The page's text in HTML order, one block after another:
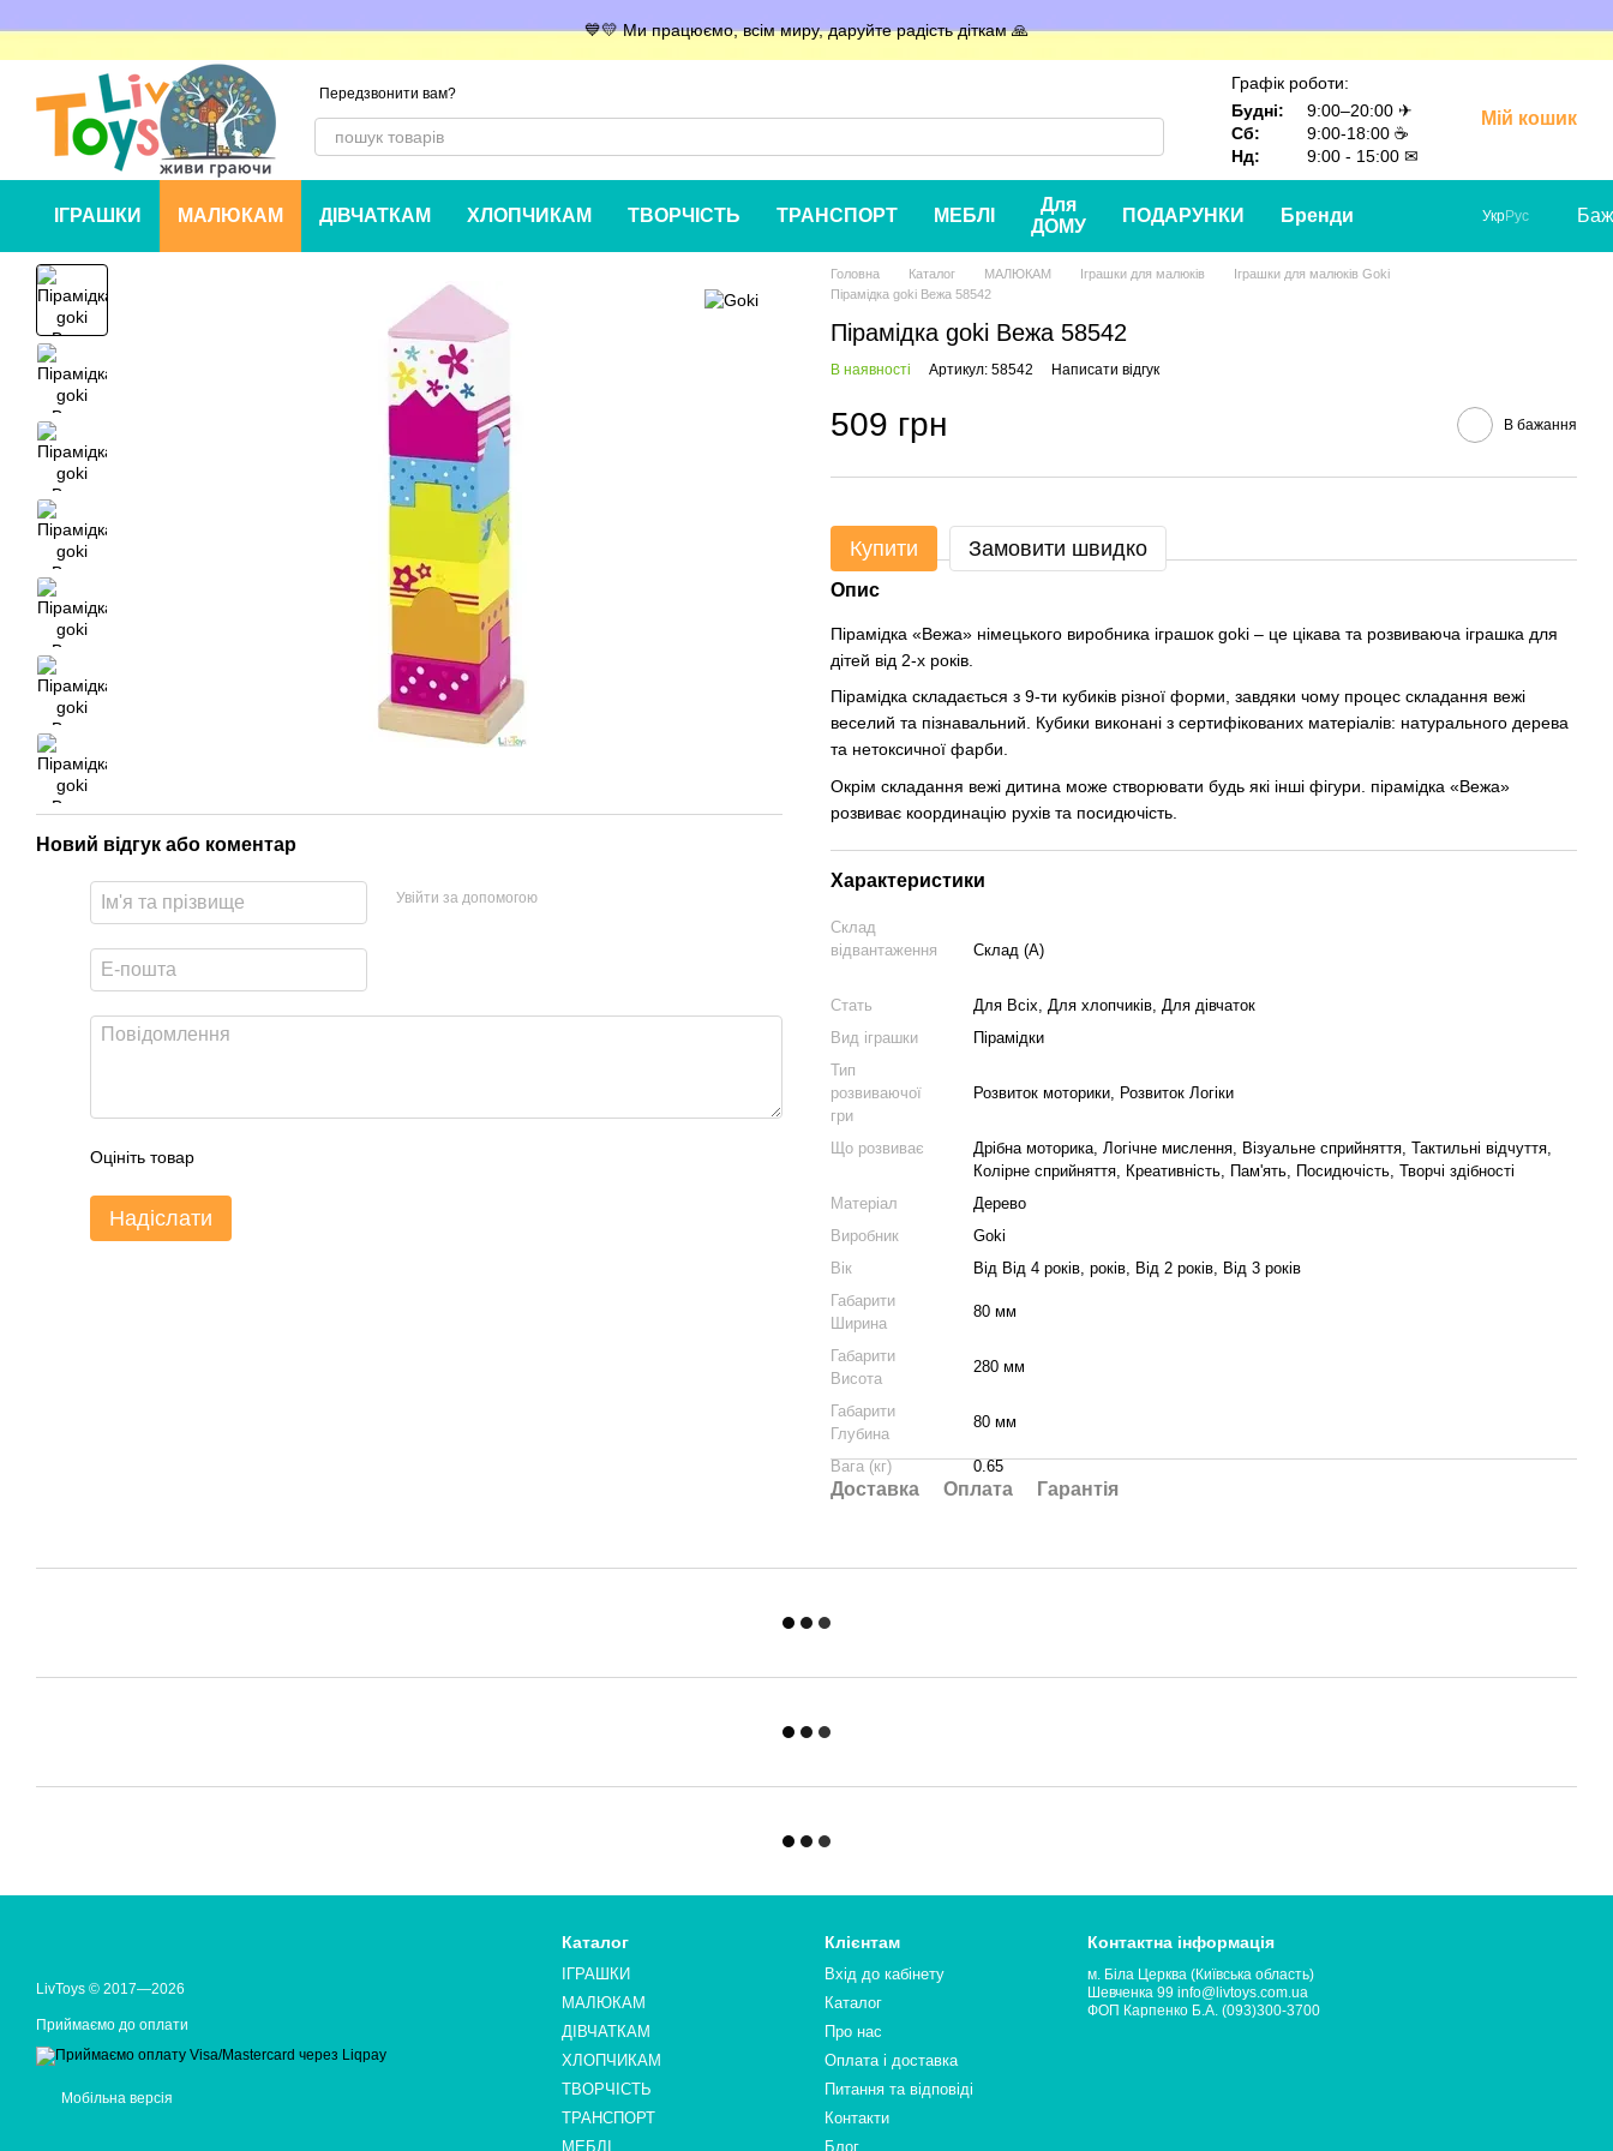
💙💛 Ми працюємо, всім миру, даруйте радість діткам 🙏
Передзвонити вам?
Графік роботи:
Будні:
9:00–20:00 ✈
Сб:
9:00-18:00 ☕
Нд:
9:00 - 15:00 ✉
Мій кошик
ІГРАШКИ МАЛЮКАМ ДІВЧАТКАМ ХЛОПЧИКАМ ТВОРЧІСТЬ ТРАНСПОРТ МЕБЛІ
Для
ДОМУ
ПОДАРУНКИ Бренди УкрРус
Новий відгук або коментар
Увійти за допомогою
Оцініть товар
Надіслати
Головна Каталог МАЛЮКАМ Іграшки для малюкiв
Іграшки для малюкiв Goki
Пірамідка goki Вежа 58542
Пірамідка goki Вежа 58542
В наявності Артикул: 58542 Написати відгук
509 грн В бажання
Купити Замовити швидко
Опис
Пірамідка «Вежа» німецького виробника іграшок goki – це цікава та розвиваюча іграшка для
дітей від 2-х років.
Пірамідка складається з 9-ти кубиків різної форми, завдяки чому процес складання вежі
веселий та пізнавальний. Кубики виконані з сертифікованих матеріалів: натурального дерева
та нетоксичної фарби.
Окрім складання вежі дитина може створювати будь які інші фігури. пірамідка «Вежа»
розвиває координацію рухів та посидючість.
Характеристики
Склад
відвантаження
Склад (А)
Стать
Для Всіх, Для хлопчиків, Для дівчаток
Вид іграшки
Пірамідки
Тип
розвиваючої
гри
Розвиток моторики, Розвиток Логіки
Що розвиває
Дрібна моторика, Логічне мислення, Візуальне сприйняття, Тактильні відчуття,
Колірне сприйняття, Креативність, Пам'ять, Посидючість, Творчі здібності
Матеріал
Дерево
Виробник
Goki
Вік
Від Від 4 років, років, Від 2 років, Від 3 років
Габарити
Ширина
80 мм
Габарити
Висота
280 мм
Габарити
Глубина
80 мм
Вага (кг) 0.65
Доставка Оплата Гарантія
LivToys © 2017—2026
Приймаємо до оплати
Мобільна версія
Каталог
ІГРАШКИ
МАЛЮКАМ
ДІВЧАТКАМ
ХЛОПЧИКАМ
ТВОРЧІСТЬ
ТРАНСПОРТ
МЕБЛІ
Клієнтам
Вхід до кабінету
Каталог
Про нас
Оплата і доставка
Питання та відповіді
Контакти
Блог
Контактна інформація
м. Біла Церква (Київська область)
Шевченка 99 info@livtoys.com.ua
ФОП Карпенко Б.А. (093)300-3700